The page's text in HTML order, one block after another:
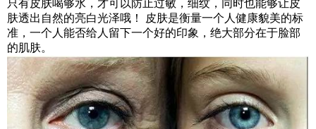
只有皮肤喝够水，才可以防止过敏，细纹，同时也能够让皮
肤透出自然的亮白光泽哦！ 皮肤是衡量一个人健康貌美的标
准，一个人能否给人留下一个好的印象，绝大部分在于脸部
的肌肤。